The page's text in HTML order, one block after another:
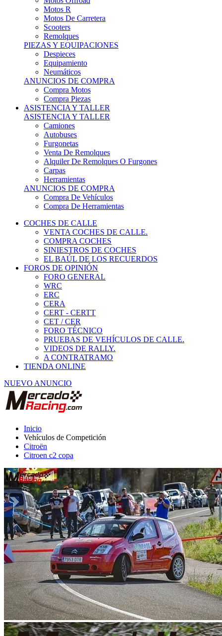
Motos R
Motos De Carretera
Scooters
Remolques
PIEZAS Y EQUIPACIONES
Despieces
Equipamiento
Neumáticos
ANUNCIOS DE COMPRA
Compra Motos
Compra Piezas
ASISTENCIA Y TALLER
ASISTENCIA Y TALLER
Camiones
Autobuses
Furgonetas
Venta De Remolques
Alquiler De Remolques O Furgones
Carpas
Herramientas
ANUNCIOS DE COMPRA
Compra De Vehículos
Compra De Herramientas
COCHES DE CALLE
VENTA COCHES DE CALLE.
COMPRA COCHES
SINIESTROS DE COCHES
EL BAÚL DE LOS RECUERDOS
FOROS DE OPINIÓN
FORO GENERAL
WRC
ERC
CERA
CERT - CERTT
CET / CER
FORO TÉCNICO
PRUEBAS DE VEHÍCULOS DE CALLE.
VIDEOS DE RALLY.
A CONTRATRAMO
TIENDA ONLINE
NUEVO ANUNCIO
Inicio
Vehículos de Competición
Citroën
Citroen c2 copa